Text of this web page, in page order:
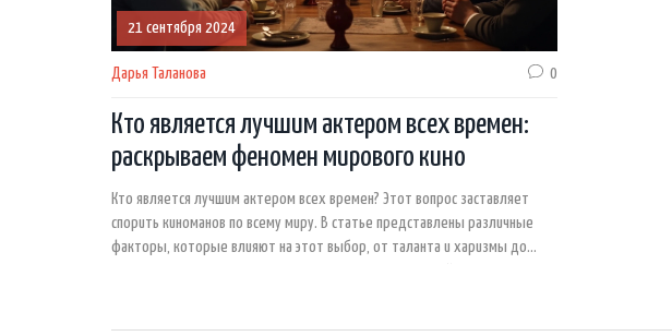
21 сентября 2024
Дарья Таланова 0
Кто является лучшим актером всех времен:
раскрываем феномен мирового кино
Кто является лучшим актером всех времен? Этот вопрос заставляет
спорить киноманов по всему миру. В статье представлены различные
факторы, которые влияют на этот выбор, от таланта и харизмы до